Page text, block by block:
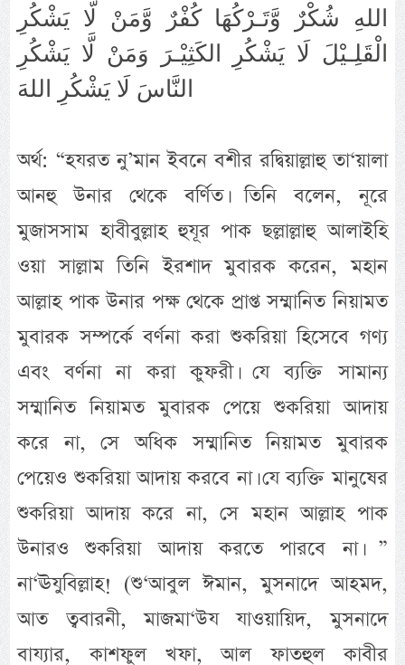
اللهِ شُكْرٌ وَّتَـرْكُهَا كُفْرٌ وَّمَنْ لَّا يَشْكُرِ
الْقَلِـيْلَ لَا يَشْكُرِ الكَثِيْـرَ وَمَنْ لَّا يَشْكُرِ
النَّاسَ لَا يَشْكُرِ اللهَ
অর্থ: “হযরত নু’মান ইবনে বশীর রদ্বিয়াল্লাহু তা‘য়ালা
আনহু উনার থেকে বর্ণিত। তিনি বলেন, নূরে
মুজাসসাম হাবীবুল্লাহ হুযূর পাক ছল্লাল্লাহু আলাইহি
ওয়া সাল্লাম তিনি ইরশাদ মুবারক করেন, মহান
আল্লাহ পাক উনার পক্ষ থেকে প্রাপ্ত সম্মানিত নিয়ামত
মুবারক সম্পর্কে বর্ণনা করা শুকরিয়া হিসেবে গণ্য
এবং বর্ণনা না করা কুফরী। যে ব্যক্তি সামান্য
সম্মানিত নিয়ামত মুবারক পেয়ে শুকরিয়া আদায়
করে না, সে অধিক সম্মানিত নিয়ামত মুবারক
পেয়েও শুকরিয়া আদায় করবে না। যে ব্যক্তি মানুষের
শুকরিয়া আদায় করে না, সে মহান আল্লাহ পাক
উনারও শুকরিয়া আদায় করতে পারবে না। ”
না‘ঊযুবিল্লাহ! (শু‘আবুল ঈমান, মুসনাদে আহমদ,
আত ত্ববারনী, মাজমা‘উয যাওয়ায়িদ, মুসনাদে
বায্যার, কাশফুল খফা, আল ফাতহুল কাবীর